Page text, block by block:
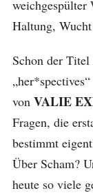
Haltung,
Schon der
von VALIE
Fragen, die
bestimmt
Über Scham?
heute so viele